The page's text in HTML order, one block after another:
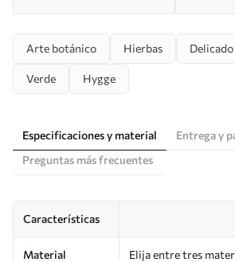
Arte botánico Hierbas Delicado
Verde Hygge
Especificaciones y material
Entrega y
Preguntas más frecuentes
Características
Material
Elija entre tres